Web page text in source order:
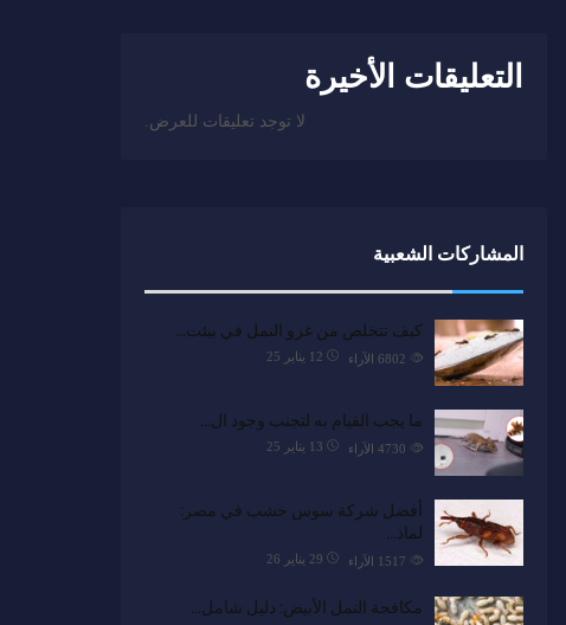
التعليقات الأخيرة
لا توجد تعليقات للعرض.
المشاركات الشعبية
كيف تتخلص من غزو النمل في بيئت…
12 يناير 25 الآراء
ما يجب القيام به لتجنب وجود ال…
13 يناير 25 الآراء
أفضل شركة سوس خشب في مصر:
لماذ…
29 يناير 26 الآراء
مكافحة النمل الأبيض: دليل شامل…